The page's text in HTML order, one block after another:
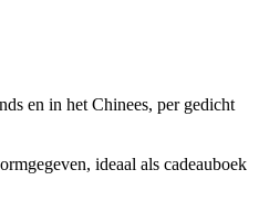
en in het Chinees, per gedicht
ideaal als cadeauboek